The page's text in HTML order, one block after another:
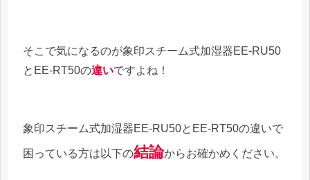
そこで気になるのが象印スチーム式加湿器EE-RU50
とEE-RT50の違いですよね！
象印スチーム式加湿器EE-RU50とEE-RT50の違いで
困っている方は以下の結論からお確かめください。